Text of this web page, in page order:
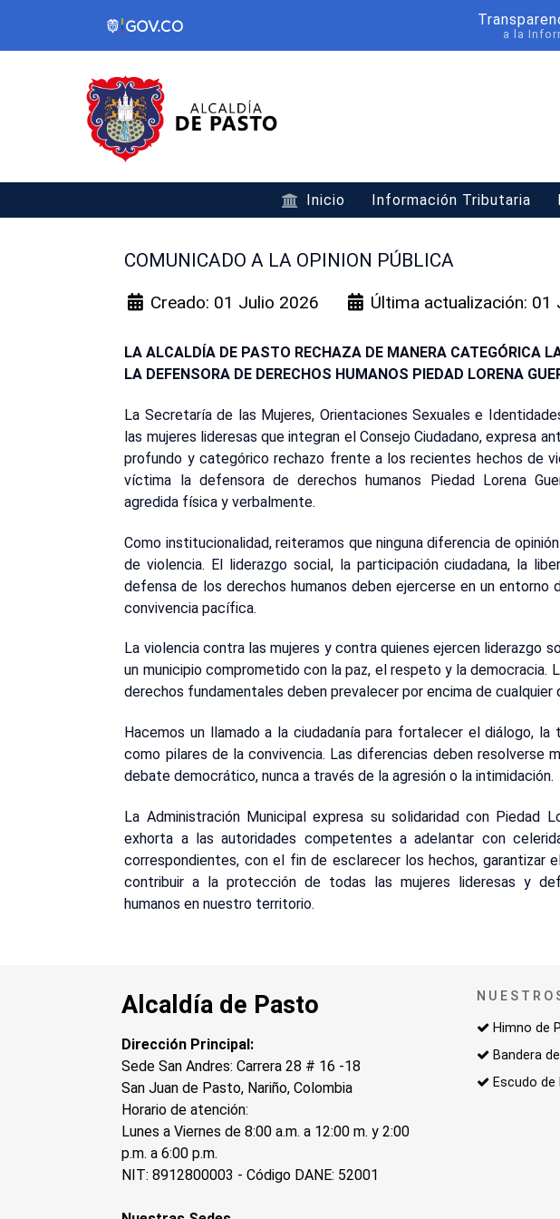
a la
Inicio Información Tributaria
COMUNICADO A LA OPINION PÚBLICA
Creado: 01 Julio 2026 Última actualización: 01
LA ALCALDÍA DE PASTO RECHAZA DE MANERA CATEGÓRICA
LA DEFENSORA DE DERECHOS HUMANOS PIEDAD LORENA
La Secretaría de las Mujeres, Orientaciones Sexuales e
las mujeres lideresas que integran el Consejo Ciudadano, expresa
profundo y categórico rechazo frente a los recientes hechos de
víctima la defensora de derechos humanos Piedad Lorena
agredida física y verbalmente.
Como institucionalidad, reiteramos que ninguna diferencia de
de violencia. El liderazgo social, la participación ciudadana, la
defensa de los derechos humanos deben ejercerse en un entorno
convivencia pacífica.
La violencia contra las mujeres y contra quienes ejercen liderazgo
un municipio comprometido con la paz, el respeto y la democracia.
derechos fundamentales deben prevalecer por encima de cualquier
Hacemos un llamado a la ciudadanía para fortalecer el diálogo,
como pilares de la convivencia. Las diferencias deben resolverse
debate democrático, nunca a través de la agresión o la intimidación.
La Administración Municipal expresa su solidaridad con Piedad
exhorta a las autoridades competentes a adelantar con
correspondientes, con el fin de esclarecer los hechos, garantizar
contribuir a la protección de todas las mujeres lideresas y
humanos en nuestro territorio.
Alcaldía de Pasto
Dirección Principal:
Sede San Andres: Carrera 28 # 16 -18
San Juan de Pasto, Nariño, Colombia
Horario de atención:
Lunes a Viernes de 8:00 a.m. a 12:00 m. y 2:00
p.m. a 6:00 p.m.
NIT: 8912800003 - Código DANE: 52001
Himno de
Bandera
Escudo